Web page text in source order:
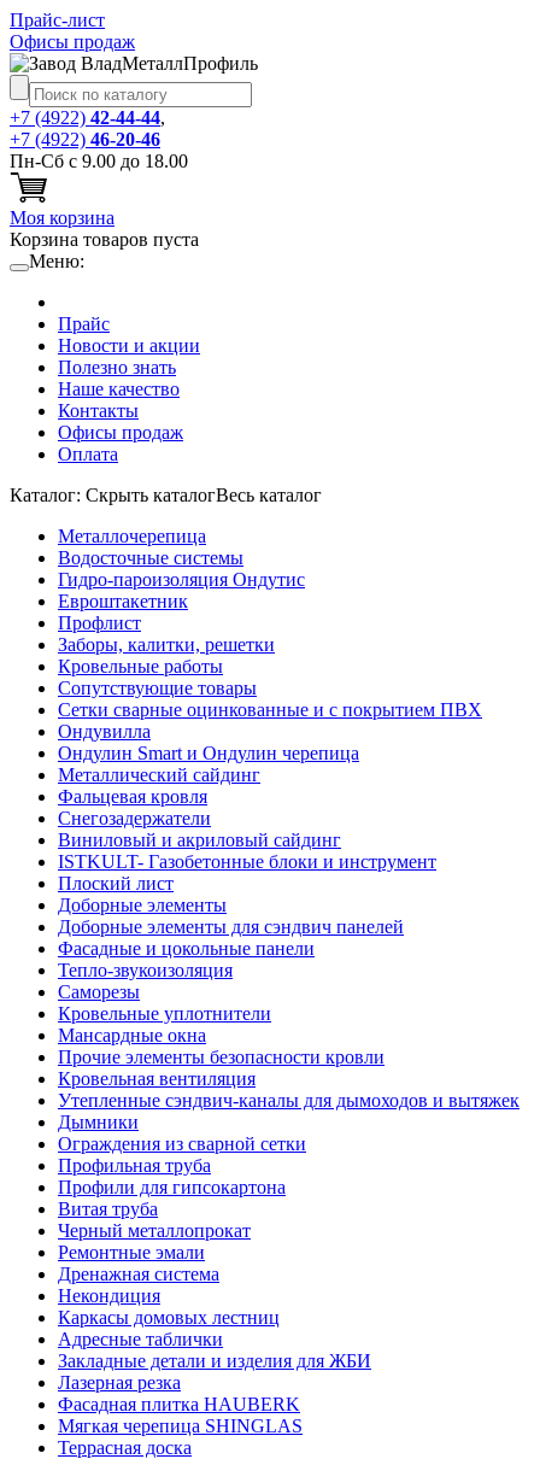
Прайс-лист
Офисы продаж
+7 (4922) 42-44-44,
+7 (4922) 46-20-46
Пн-Сб с 9.00 до 18.00
Моя корзина
Корзина товаров пуста
Меню:
Прайс
Новости и акции
Полезно знать
Наше качество
Контакты
Офисы продаж
Оплата
Каталог: Cкрыть каталогВесь каталог
Металлочерепица
Водосточные системы
Гидро-пароизоляция Ондутис
Евроштакетник
Профлист
Заборы, калитки, решетки
Кровельные работы
Сопутствующие товары
Сетки сварные оцинкованные и с покрытием ПВХ
Ондувилла
Ондулин Smart и Ондулин черепица
Металлический сайдинг
Фальцевая кровля
Снегозадержатели
Виниловый и акриловый сайдинг
ISTKULT- Газобетонные блоки и инструмент
Плоский лист
Доборные элементы
Доборные элементы для сэндвич панелей
Фасадные и цокольные панели
Тепло-звукоизоляция
Саморезы
Кровельные уплотнители
Мансардные окна
Прочие элементы безопасности кровли
Кровельная вентиляция
Утепленные сэндвич-каналы для дымоходов и вытяжек
Дымники
Ограждения из сварной сетки
Профильная труба
Профили для гипсокартона
Витая труба
Черный металлопрокат
Ремонтные эмали
Дренажная система
Некондиция
Каркасы домовых лестниц
Адресные таблички
Закладные детали и изделия для ЖБИ
Лазерная резка
Фасадная плитка HAUBERK
Мягкая черепица SHINGLAS
Террасная доска